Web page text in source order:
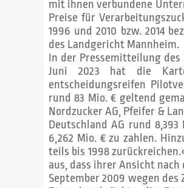
mit ihnen verbundene
Preise für
1996 und 2010 bzw. 2014
des Landgericht Mannheim.
In der Pressemitteilung
Juni 2023 hat die
entscheidungsreifen
rund 83 Mio. € geltend
Nordzucker AG, Pfeifer &
Deutschland AG rund
6,262 Mio. € zu zahlen.
teils bis 1998
aus, dass ihrer Ansicht
September 2009 wegen